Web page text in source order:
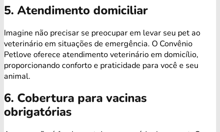
5. Atendimento domiciliar
Imagine não precisar se preocupar em levar seu pet ao
veterinário em situações de emergência. O Convênio
Petlove oferece atendimento veterinário em domicílio,
proporcionando conforto e praticidade para você e seu
animal.
6. Cobertura para vacinas
obrigatórias